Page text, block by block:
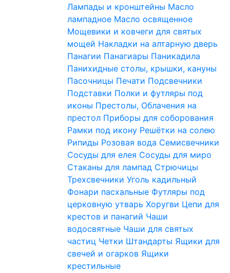
Лампады и кронштейны Масло
лампадное Масло освященное
Мощевики и ковчеги для святых
мощей Накладки на алтарную дверь
Панагии Панагиары Паникадила
Панихидные столы, крышки, кануны
Пасочницы Печати Подсвечники
Подставки Полки и футляры под
иконы Престолы, Облачения на
престол Приборы для соборования
Рамки под икону Решётки на солею
Рипиды Розовая вода Семисвечники
Сосуды для елея Сосуды для миро
Стаканы для лампад Стрючицы
Трехсвечники Уголь кадильный
Фонари пасхальные Футляры под
церковную утварь Хоругви Цепи для
крестов и панагий Чаши
водосвятные Чаши для святых
частиц Четки Штандарты Ящики для
свечей и огарков Ящики
крестильные